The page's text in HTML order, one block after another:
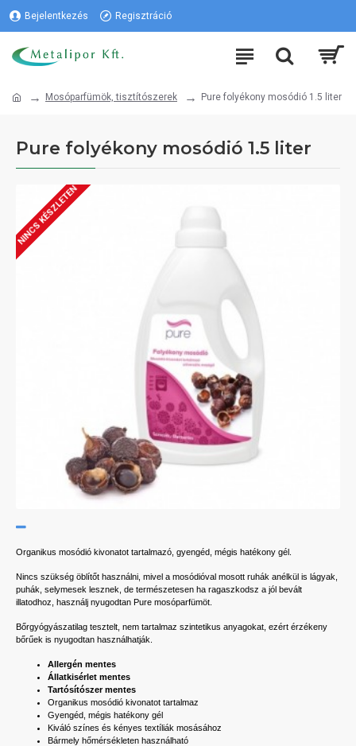
Bejelentkezés Regisztráció
Mosóparfümök, tisztítószerek Pure folyékony mosódió 1.5 liter
Pure folyékony mosódió 1.5 liter
NINCS KÉSZLETEN
Organikus mosódió kivonatot tartalmazó, gyengéd, mégis hatékony gél.
Nincs szükség öblítőt használni, mivel a mosódióval mosott ruhák anélkül is lágyak,
puhák, selymesek lesznek, de természetesen ha ragaszkodsz a jól bevált
illatodhoz, használj nyugodtan Pure mosóparfümöt.
Bőrgyógyászatilag tesztelt, nem tartalmaz szintetikus anyagokat, ezért érzékeny
bőrűek is nyugodtan használhatják.
Allergén mentes
Állatkisérlet mentes
Tartósítószer mentes
Organikus mosódió kivonatot tartalmaz
Gyengéd, mégis hatékony gél
Kiváló színes és kényes textíliák mosásához
Bármely hőmérsékleten használható